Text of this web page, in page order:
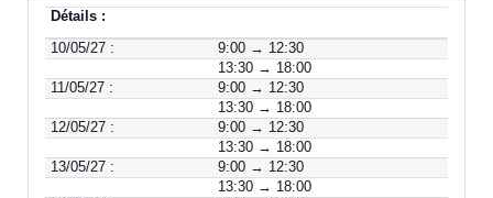
Détails :
10/05/27 :
9:00 → 12:30
13:30 → 18:00
11/05/27 :
9:00 → 12:30
13:30 → 18:00
12/05/27 :
9:00 → 12:30
13:30 → 18:00
13/05/27 :
9:00 → 12:30
13:30 → 18:00